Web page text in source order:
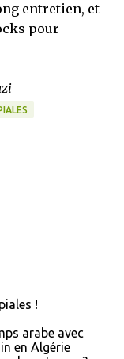
entretien, et
pour
!
arabe avec
en Algérie